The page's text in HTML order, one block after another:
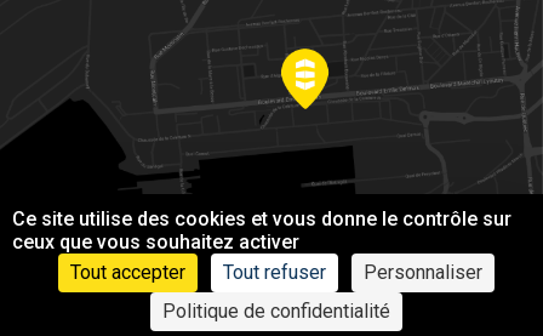
Ce site utilise des cookies et vous donne le contrôle sur
ceux que vous souhaitez activer
Tout accepter
Tout refuser
Personnaliser
Politique de confidentialité